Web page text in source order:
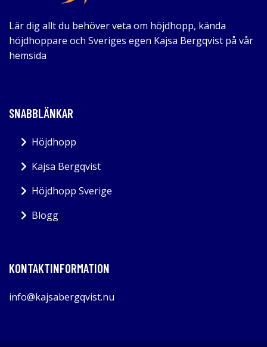
Lär dig allt du behöver veta om höjdhopp, kända
höjdhoppare och Sveriges egen Kajsa Bergqvist på vår
hemsida
SNABBLÄNKAR
Höjdhopp
Kajsa Bergqvist
Höjdhopp Sverige
Blogg
KONTAKTINFORMATION
info@kajsabergqvist.nu